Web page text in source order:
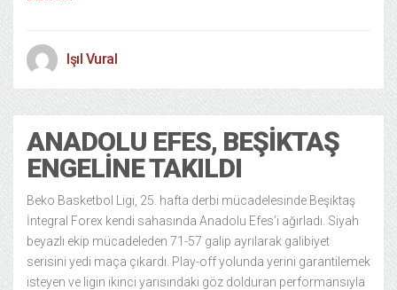
Işıl Vural
ANADOLU EFES, BEŞIKTAŞ
ENGELINE TAKILDI
Beko Basketbol Ligi, 25. hafta derbi mücadelesinde Beşiktaş
İntegral Forex kendi sahasında Anadolu Efes’i ağırladı. Siyah
beyazlı ekip mücadeleden 71-57 galip ayrılarak galibiyet
serisini yedi maça çıkardı. Play-off yolunda yerini garantilemek
isteyen ve ligin ikinci yarısındaki göz dolduran performansıyla